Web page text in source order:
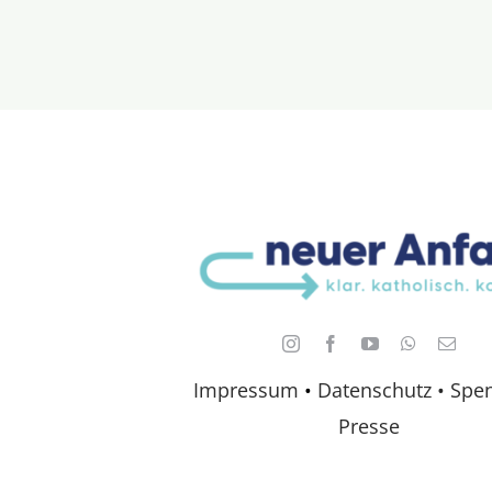
Impressum • Datenschutz •
Presse